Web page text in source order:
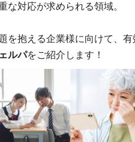
な対応が求められる領域。
を抱える企業様に向けて、
ルパをご紹介します！